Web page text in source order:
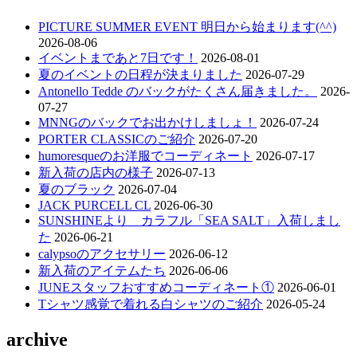
PICTURE SUMMER EVENT 明日から始まります(^^)
2026-08-06
イベントまであと7日です！
2026-08-01
夏のイベントの日程が決まりました 2026-07-29
Antonello Tedde のバックがたくさん届きました。
2026-
07-27
MNNGのバックでお出かけしましょ！
2026-07-24
PORTER CLASSICのご紹介 2026-07-20
humoresqueのお洋服でコーディネート 2026-07-17
新入荷の店内の様子 2026-07-13
夏のブラック 2026-07-04
JACK PURCELL CL 2026-06-30
SUNSHINEより カラフル「SEA SALT」入荷しまし
た 2026-06-21
calypsoのアクセサリー 2026-06-12
新入荷のアイテムたち 2026-06-06
JUNEスタッフおすすめコーディネート① 2026-06-01
Tシャツ感覚で着れる白シャツのご紹介 2026-05-24
archive